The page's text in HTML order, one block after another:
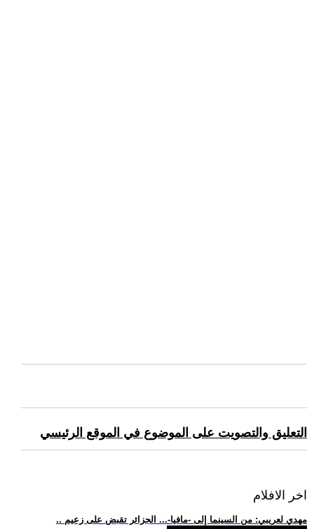
التعليق والتصويت على الموضوع في الموقع الرئيسي
اخر الافلام
.. مهدي لعريبي: من السينما إلى -مافيا-... الجزائر تقبض على زعيم